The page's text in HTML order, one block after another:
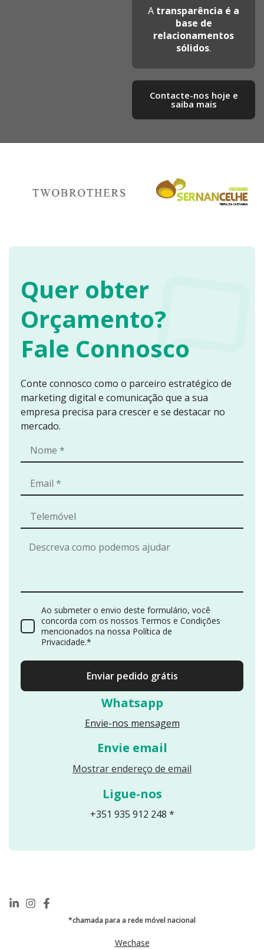
A transparência é a
base de
relacionamentos
sólidos.
Contacte-nos hoje e
saiba mais​
Quer obter
Orçamento?
Fale Connosco
Conte connosco como o parceiro estratégico de
marketing digital e comunicação que a sua
empresa precisa para crescer e se destacar no
mercado.
Whatsapp
Envie-nos mensagem
Envie email
Mostrar endereço de email
Ligue-nos
+351 935 912 248 *
Ao submeter o envio deste formulário, você
concorda com os nossos Termos e Condições
mencionados na nossa Política de
Privacidade.*
Enviar pedido grátis
*chamada para a rede móvel nacional
Wechase